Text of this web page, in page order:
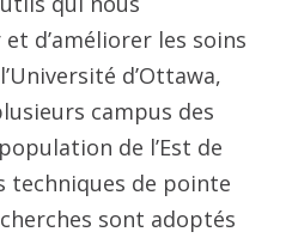
d’améliorer les soins
d’Ottawa,
campus des
de l’Est de
techniques de pointe
sont adoptés